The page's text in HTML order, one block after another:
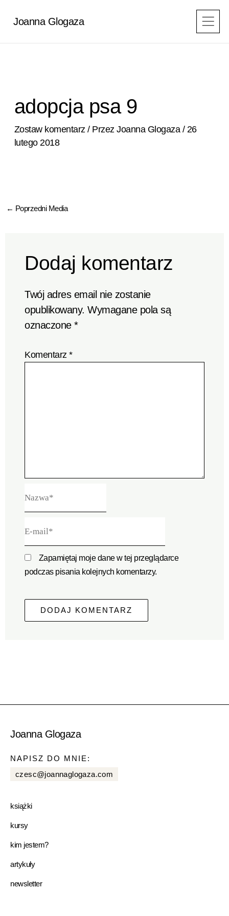
Joanna Glogaza
adopcja psa 9
Zostaw komentarz / PrzezJoanna Glogaza / 26
lutego 2018
← Poprzedni Media
Dodaj komentarz
Twój adres email nie zostanie
opublikowany. Wymagane pola są
oznaczone*
Komentarz*
mail*
Zapamiętaj moje dane w tej przeglądarce
podczas pisania kolejnych komentarzy.
Joanna Glogaza
NAPISZ DO MNIE:
czesc@joannaglogaza.com
książki
kursy
kim jestem?
artykuły
newsletter